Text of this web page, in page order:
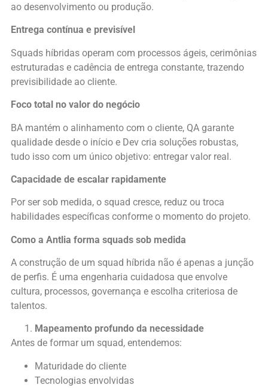
ao desenvolvimento ou produção.
Entrega contínua e previsível
Squads híbridas operam com processos ágeis, cerimônias
estruturadas e cadência de entrega constante, trazendo
previsibilidade ao cliente.
Foco total no valor do negócio
BA mantém o alinhamento com o cliente, QA garante
qualidade desde o início e Dev cria soluções robustas,
tudo isso com um único objetivo: entregar valor real.
Capacidade de escalar rapidamente
Por ser sob medida, o squad cresce, reduz ou troca
habilidades específicas conforme o momento do projeto.
Como a Antlia forma squads sob medida
A construção de um squad híbrida não é apenas a junção
de perfis. É uma engenharia cuidadosa que envolve
cultura, processos, governança e escolha criteriosa de
talentos.
Mapeamento profundo da necessidade
Antes de formar um squad, entendemos:
Maturidade do cliente
Tecnologias envolvidas